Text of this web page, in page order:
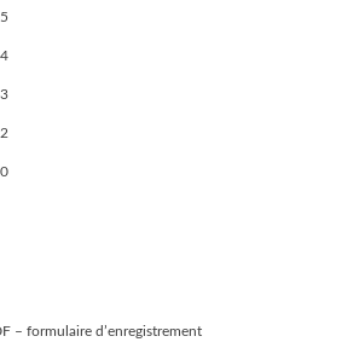
– formulaire d’enregistrement